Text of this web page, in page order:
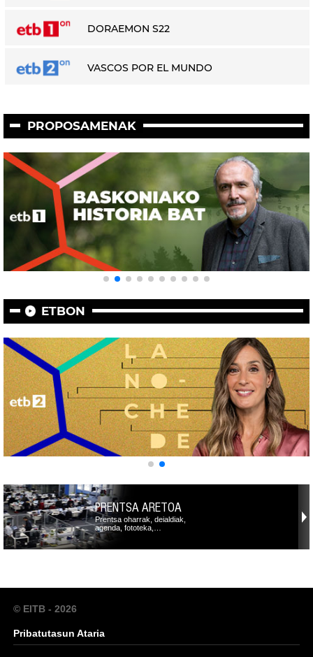
DORAEMON S22
VASCOS POR EL MUNDO
PROPOSAMENAK
ETBON
PRENTSA ARETOA
Prentsa oharrak, deialdiak,
agenda, fototeka,…
© EITB - 2026
Pribatutasun Ataria